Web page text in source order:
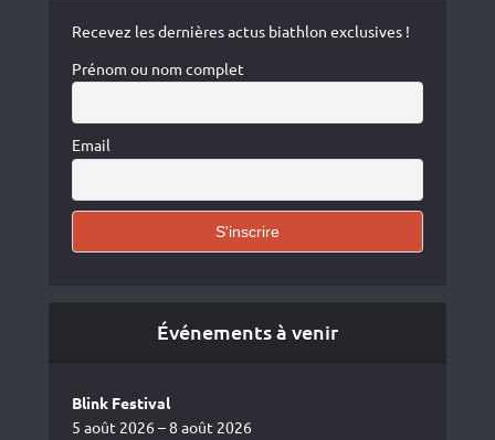
Recevez les dernières actus biathlon exclusives !
Prénom ou nom complet
Email
Événements à venir
Blink Festival
5 août 2026 – 8 août 2026